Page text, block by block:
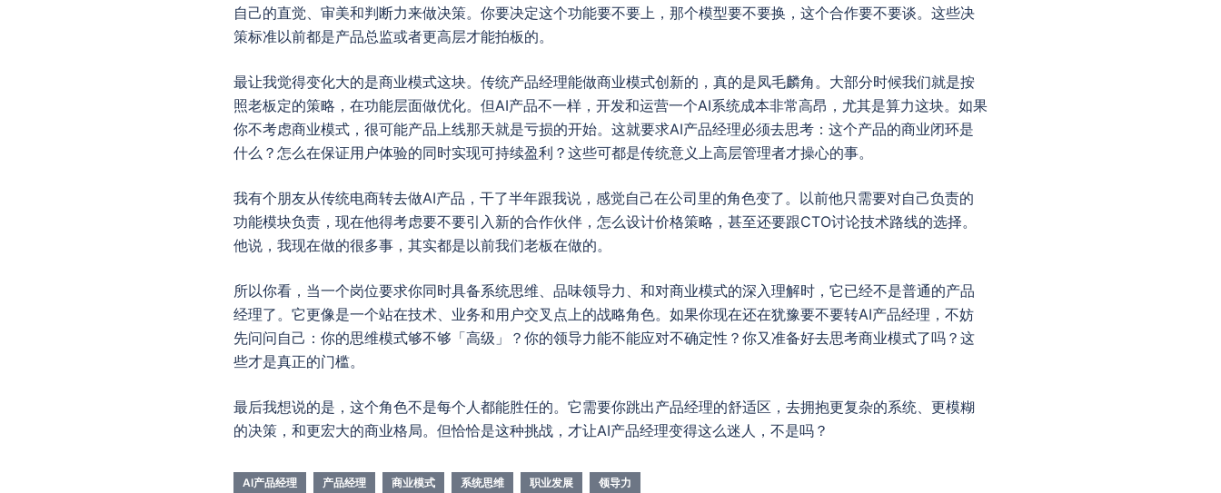
自己的直觉、审美和判断力来做决策。你要决定这个功能要不要上，那个模型要不要换，这个合作要不要谈。这些决
策标准以前都是产品总监或者更高层才能拍板的。
最让我觉得变化大的是商业模式这块。传统产品经理能做商业模式创新的，真的是凤毛麟角。大部分时候我们就是按
照老板定的策略，在功能层面做优化。但AI产品不一样，开发和运营一个AI系统成本非常高昂，尤其是算力这块。如果
你不考虑商业模式，很可能产品上线那天就是亏损的开始。这就要求AI产品经理必须去思考：这个产品的商业闭环是
什么？怎么在保证用户体验的同时实现可持续盈利？这些可都是传统意义上高层管理者才操心的事。
我有个朋友从传统电商转去做AI产品，干了半年跟我说，感觉自己在公司里的角色变了。以前他只需要对自己负责的
功能模块负责，现在他得考虑要不要引入新的合作伙伴，怎么设计价格策略，甚至还要跟CTO讨论技术路线的选择。
他说，我现在做的很多事，其实都是以前我们老板在做的。
所以你看，当一个岗位要求你同时具备系统思维、品味领导力、和对商业模式的深入理解时，它已经不是普通的产品
经理了。它更像是一个站在技术、业务和用户交叉点上的战略角色。如果你现在还在犹豫要不要转AI产品经理，不妨
先问问自己：你的思维模式够不够「高级」？你的领导力能不能应对不确定性？你又准备好去思考商业模式了吗？这
些才是真正的门槛。
最后我想说的是，这个角色不是每个人都能胜任的。它需要你跳出产品经理的舒适区，去拥抱更复杂的系统、更模糊
的决策，和更宏大的商业格局。但恰恰是这种挑战，才让AI产品经理变得这么迷人，不是吗？
AI产品经理 产品经理 商业模式 系统思维 职业发展 领导力